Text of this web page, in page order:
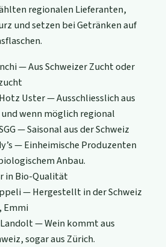
regionalen Lieferanten,
und setzen bei Getränken auf
— Aus Schweizer Zucht oder
Uster — Ausschliesslich aus
wenn möglich regional
— Saisonal aus der Schweiz
— Einheimische Produzenten
Anbau.
in Bio-Qualität
— Hergestellt in der Schweiz
Emmi
— Wein kommt aus
sogar aus Zürich.